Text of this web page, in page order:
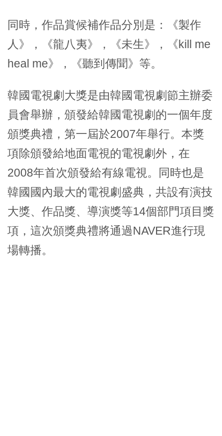
同時，作品賞候補作品分別是：《製作
人》，《龍八夷》，《未生》，《kill me
heal me》，《聽到傳聞》等。
韓國電視劇大獎是由韓國電視劇節主辦委
員會舉辦，頒發給韓國電視劇的一個年度
頒獎典禮，第一屆於2007年舉行。本獎
項除頒發給地面電視的電視劇外，在
2008年首次頒發給有線電視。同時也是
韓國國內最大的電視劇盛典，共設有演技
大獎、作品獎、導演獎等14個部門項目獎
項，這次頒獎典禮將通過NAVER進行現
場轉播。